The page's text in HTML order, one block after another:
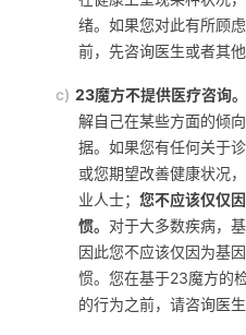
绪。如果您对此有所顾
前，先咨询医生或者其他
c) 23魔方不提供医疗咨询。
解自己在某些方面的倾
据。如果您有任何关于
或您期望改善健康状况
业人士； 您不应该仅仅
惯。 对于大多数疾病，
因此您不应该仅因为基
惯。您在基于23魔方的
的行为之前，请咨询医